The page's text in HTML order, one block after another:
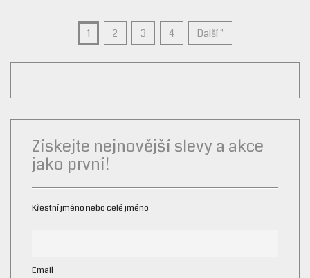
PAGE
1 2 3 4 Další "
Získejte nejnovější slevy a akce
jako první!
Křestní jméno nebo celé jméno
Email